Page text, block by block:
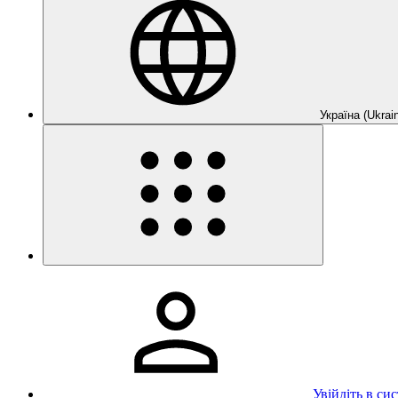
Україна
Увійдіть в